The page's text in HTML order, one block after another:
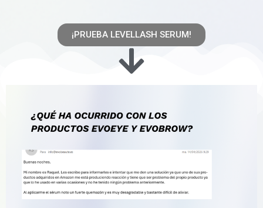
¡PRUEBA LEVELLASH SERUM!